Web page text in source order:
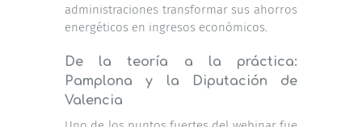
administraciones transformar sus ahorros
energéticos en ingresos económicos.
De la teoría a la práctica:
Pamplona y la Diputación de
Valencia